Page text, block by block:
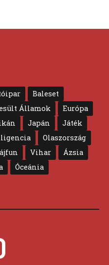
Baleset
Államok
Európa
Japán
Játék
Olaszország
Vihar
Ázsia
Óceánia